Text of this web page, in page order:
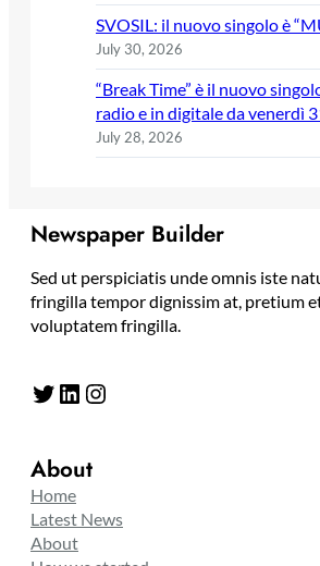
SVOSIL: il nuovo singolo è
July 30, 2026
“Break Time” è il nuovo
radio e in digitale da venerdì
July 28, 2026
Newspaper Builder
Sed ut perspiciatis unde omnis iste
fringilla tempor dignissim at, pretium
voluptatem fringilla.
Twitter LinkedIn Instagram
About
Home
Latest News
About